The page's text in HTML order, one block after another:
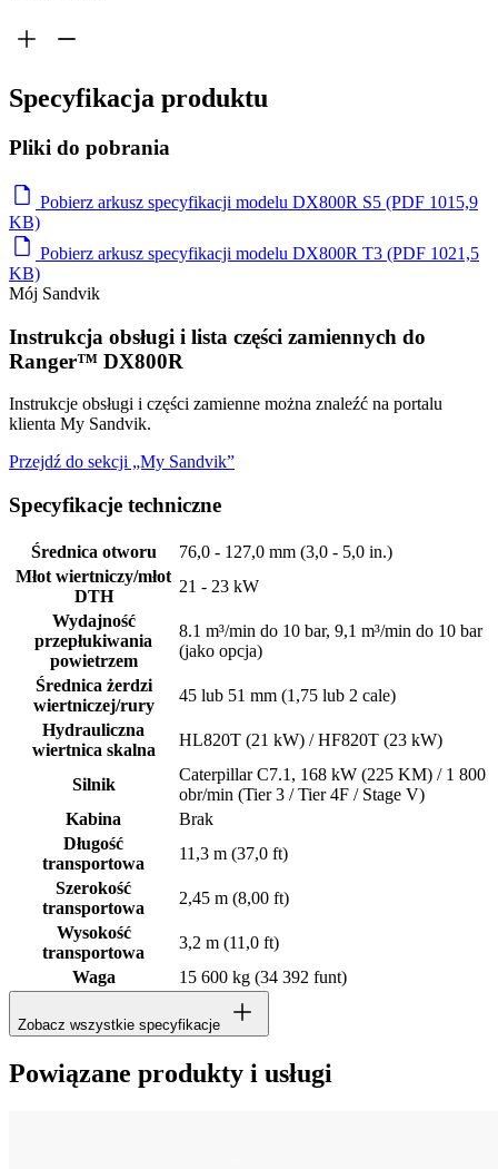
Specyfikacja produktu
Pliki do pobrania
Pobierz arkusz specyfikacji modelu DX800R S5 (PDF 1015,9
KB)
Pobierz arkusz specyfikacji modelu DX800R T3 (PDF 1021,5
KB)
Mój Sandvik
Instrukcja obsługi i lista części zamiennych do
Ranger™ DX800R
Instrukcje obsługi i części zamienne można znaleźć na portalu
klienta My Sandvik.
Przejdź do sekcji „My Sandvik”
Specyfikacje techniczne
Średnica otworu
76,0 - 127,0 mm (3,0 - 5,0 in.)
Młot wiertniczy/młot
DTH
21 - 23 kW
Wydajność
przepłukiwania
powietrzem
8.1 m³/min do 10 bar, 9,1 m³/min do 10 bar
(jako opcja)
Średnica żerdzi
wiertniczej/rury
45 lub 51 mm (1,75 lub 2 cale)
Hydrauliczna
wiertnica skalna
HL820T (21 kW) / HF820T (23 kW)
Silnik
Caterpillar C7.1, 168 kW (225 KM) / 1 800
obr/min (Tier 3 / Tier 4F / Stage V)
Kabina
Brak
Długość
transportowa
11,3 m (37,0 ft)
Szerokość
transportowa
2,45 m (8,00 ft)
Wysokość
transportowa
3,2 m (11,0 ft)
Waga
15 600 kg (34 392 funt)
Zobacz wszystkie specyfikacje
Powiązane produkty i usługi